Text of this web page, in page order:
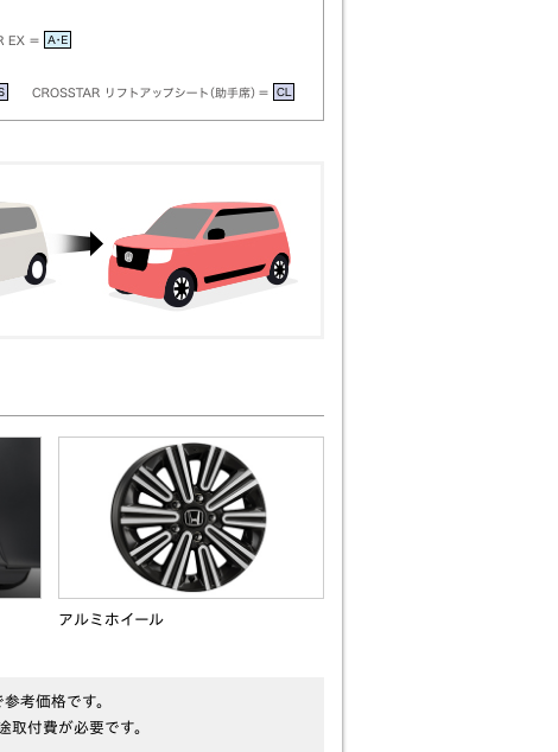
アルミホイール
考価格です。
取付費が必要です。